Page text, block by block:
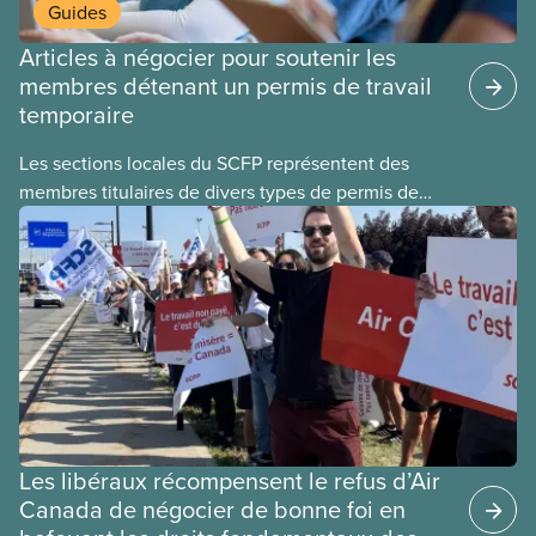
Guides
Articles à négocier pour soutenir les
membres détenant un permis de travail
temporaire
Les sections locales du SCFP représentent des
membres titulaires de divers types de permis de
travail temporaires, incluant les permis pour
travailleuses et travailleurs étrangers temporaires,
les permis d’études et les permis de
travail postdiplôme.
Les libéraux récompensent le refus d’Air
Canada de négocier de bonne foi en